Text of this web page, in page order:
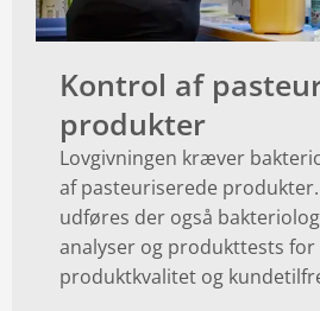
Kontrol af
produkter
Lovgivningen kræver
af pasteuriserede
udføres der også
analyser og produkttests
produktkvalitet og